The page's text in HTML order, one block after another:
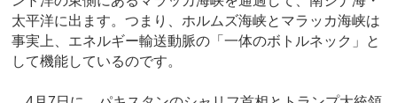
太平洋に出ます。つまり、ホルムズ海峡とマラッカ海峡は
事実上、エネルギー輸送動脈の「一体のボトルネック」と
して機能しているのです。